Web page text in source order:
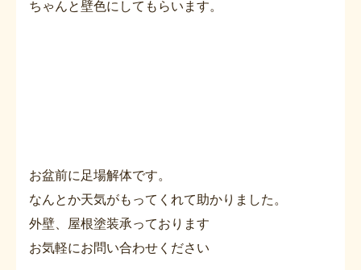
ちゃんと壁色にしてもらいます。
お盆前に足場解体です。
なんとか天気がもってくれて助かりました。
外壁、屋根塗装承っております
お気軽にお問い合わせください